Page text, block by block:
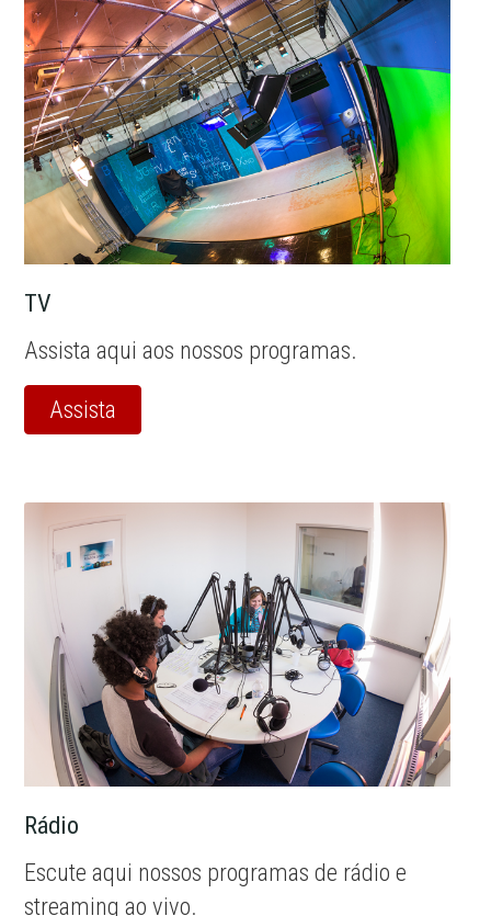
TV
Assista aqui aos nossos programas.
Assista
Rádio
Escute aqui nossos programas de rádio e
streaming ao vivo.